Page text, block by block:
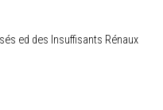
ed des Insuffisants Rénaux